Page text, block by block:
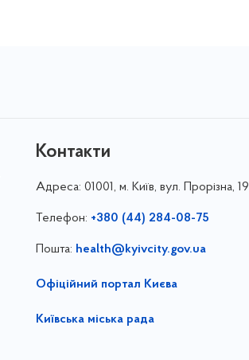
Контакти
Адреса: 01001, м. Київ, вул. Прорізна, 19
Телефон: +380 (44) 284-08-75
Пошта: health@kyivcity.gov.ua
Офіційний портал Києва
Київська міська рада